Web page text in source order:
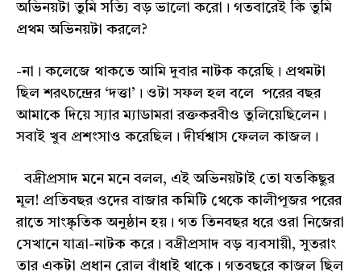
অভিনয়টা তুমি সত্যি বড় ভালো করো। গতবারেই কি তুমি
প্রথম অভিনয়টা করলে?
-না। কলেজে থাকতে আমি দুবার নাটক করেছি। প্রথমটা
ছিল শরৎচন্দ্রের ‘দত্তা’। ওটা সফল হল বলে পরের বছর
আমাকে দিয়ে স্যার ম্যাডামরা রক্তকরবীও তুলিয়েছিলেন।
সবাই খুব প্রশংসাও করেছিল। দীর্ঘশ্বাস ফেলল কাজল।
বদ্রীপ্রসাদ মনে মনে বলল, এই অভিনয়টাই তো যতকিছুর
মূল! প্রতিবছর ওদের বাজার কমিটি থেকে কালীপূজর পরের
রাতে সাংষ্কৃতিক অনুষ্ঠান হয়। গত তিনবছর ধরে ওরা নিজেরা
সেখানে যাত্রা-নাটক করে। বদ্রীপ্রসাদ বড় ব্যবসায়ী, সুতরাং
তার একটা প্রধান রোল বাঁধাই থাকে। গতবছরে কাজল ছিল